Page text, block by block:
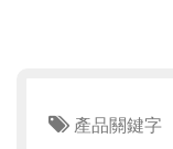
產品關鍵字